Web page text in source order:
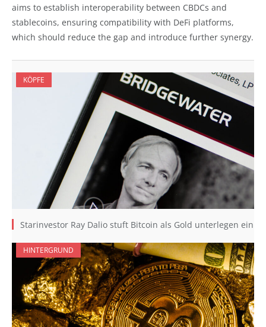
aims to establish interoperability between CBDCs and
stablecoins, ensuring compatibility with DeFi platforms,
which should reduce the gap and introduce further synergy.
KÖPFE
Starinvestor Ray Dalio stuft Bitcoin als Gold unterlegen ein
HINTERGRUND